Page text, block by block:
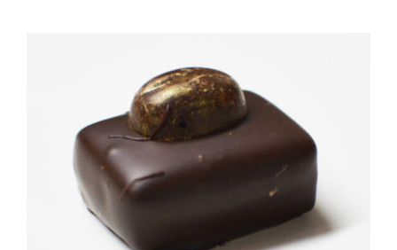
DÉTAILS